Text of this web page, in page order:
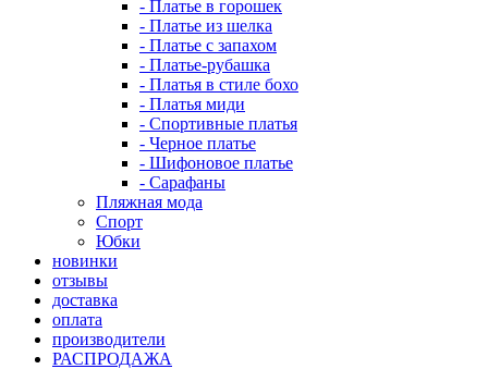
- Платье в горошек
- Платье из шелка
- Платье с запахом
- Платье-рубашка
- Платья в стиле бохо
- Платья миди
- Спортивные платья
- Черное платье
- Шифоновое платье
- Сарафаны
Пляжная мода
Спорт
Юбки
новинки
отзывы
доставка
оплата
производители
РАСПРОДАЖА